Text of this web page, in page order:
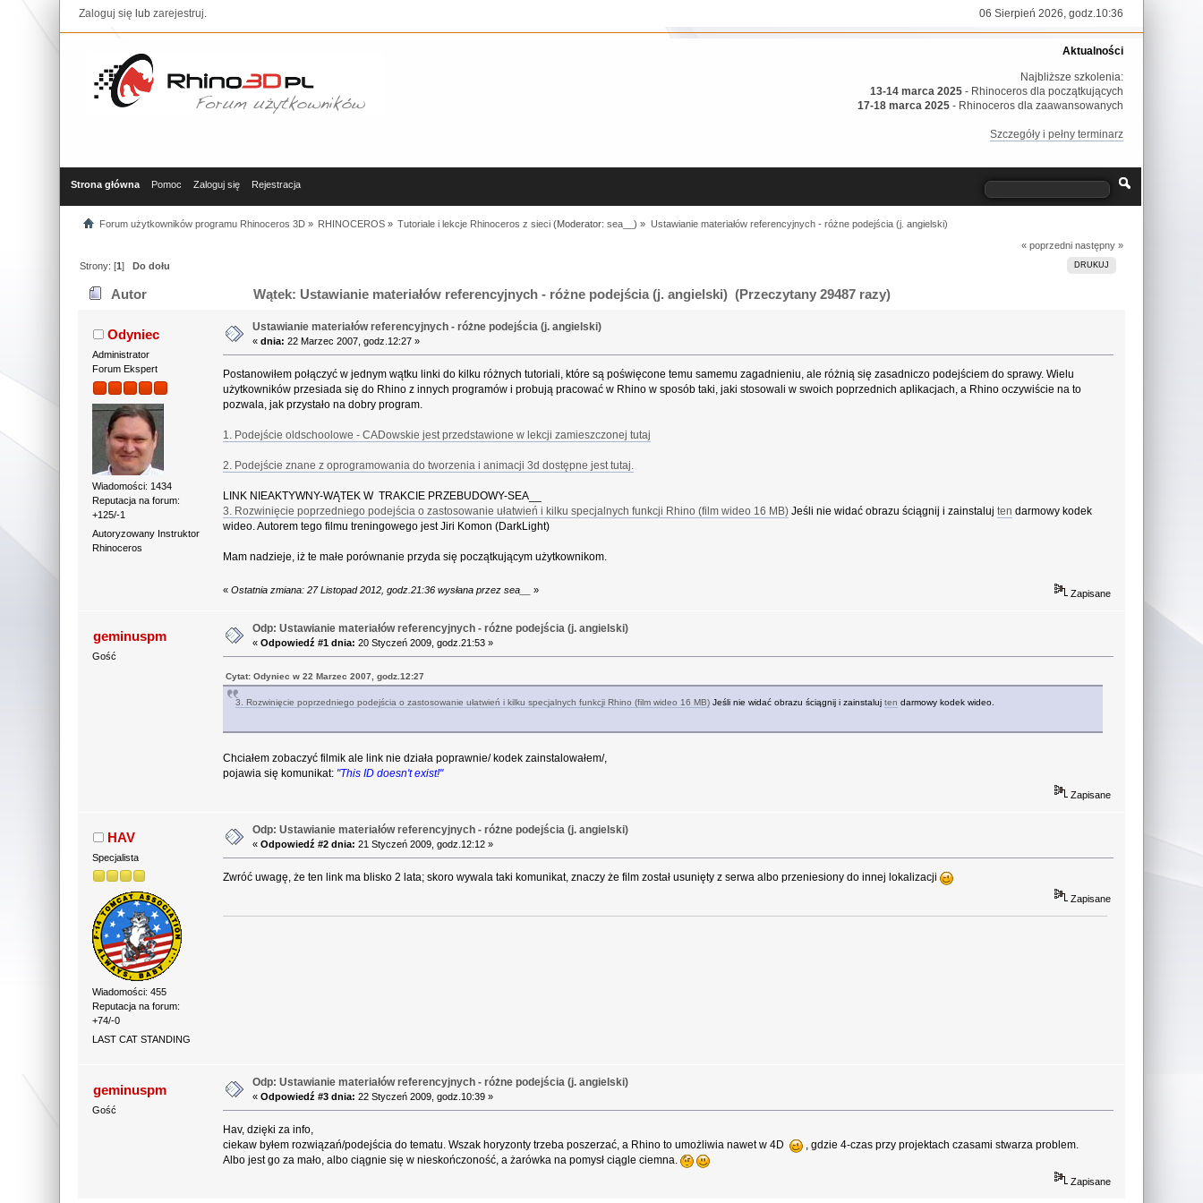
Zaloguj się lubzarejestruj. 06 Sierpień 2026, godz.10:36
Aktualności
Najbliższe szkolenia:
13-14 marca 2025 - Rhinoceros dla początkujących
17-18 marca 2025 - Rhinoceros dla zaawansowanych
Szczegóły i pełny terminarz
Strona główna Pomoc Zaloguj się Rejestracja
Forum użytkowników programu Rhinoceros 3D» RHINOCEROS » Tutoriale i lekcje Rhinoceros z sieci (Moderator:sea__) » Ustawianie materiałów referencyjnych - różne podejścia (j. angielski)
« poprzedni następny »
DRUKUJ
Strony: [1]Do dołu
Autor Wątek: Ustawianie materiałów referencyjnych - różne podejścia (j. angielski) (Przeczytany 29487 razy)
Odyniec
Administrator
Forum Ekspert
Wiadomości: 1434
Reputacja na forum:
+125/-1
Autoryzowany Instruktor
Rhinoceros
Ustawianie materiałów referencyjnych - różne podejścia (j. angielski)
« dnia: 22 Marzec 2007, godz.12:27 »
Postanowiłem połączyć w jednym wątku linki do kilku różnych tutoriali, które są poświęcone temu samemu zagadnieniu, ale różnią się zasadniczo podejściem do sprawy. Wielu
użytkowników przesiada się do Rhino z innych programów i probują pracować w Rhino w sposób taki, jaki stosowali w swoich poprzednich aplikacjach, a Rhino oczywiście na to
pozwala, jak przystało na dobry program.
1. Podejście oldschoolowe - CADowskie jest przedstawione w lekcji zamieszczonej tutaj
2. Podejście znane z oprogramowania do tworzenia i animacji 3d dostępne jest tutaj.
LINK NIEAKTYWNY-WĄTEK W TRAKCIE PRZEBUDOWY-SEA__
3. Rozwinięcie poprzedniego podejścia o zastosowanie ułatwień i kilku specjalnych funkcji Rhino (film wideo 16 MB) Jeśli nie widać obrazu ściągnij i zainstalujten darmowy kodek
wideo. Autorem tego filmu treningowego jest Jiri Komon (DarkLight)
Mam nadzieje, iż te małe porównanie przyda się początkującym użytkownikom.
«Ostatnia zmiana: 27 Listopad 2012, godz.21:36 wysłana przez sea__ » Zapisane
geminuspm
Gość
Odp: Ustawianie materiałów referencyjnych - różne podejścia (j. angielski)
« Odpowiedź #1 dnia: 20 Styczeń 2009, godz.21:53 »
Cytat: Odyniec w 22 Marzec 2007, godz.12:27
3. Rozwinięcie poprzedniego podejścia o zastosowanie ułatwień i kilku specjalnych funkcji Rhino (film wideo 16 MB) Jeśli nie widać obrazu ściągnij i zainstalujten darmowy kodek wideo.
Chciałem zobaczyć filmik ale link nie działa poprawnie/ kodek zainstalowałem/,
pojawia się komunikat: "This ID doesn't exist!"
Zapisane
HAV
Specjalista
Wiadomości: 455
Reputacja na forum:
+74/-0
LAST CAT STANDING
Odp: Ustawianie materiałów referencyjnych - różne podejścia (j. angielski)
« Odpowiedź #2 dnia: 21 Styczeń 2009, godz.12:12 »
Zwróć uwagę, że ten link ma blisko 2 lata; skoro wywala taki komunikat, znaczy że film został usunięty z serwa albo przeniesiony do innej lokalizacji
Zapisane
geminuspm
Gość
Odp: Ustawianie materiałów referencyjnych - różne podejścia (j. angielski)
« Odpowiedź #3 dnia: 22 Styczeń 2009, godz.10:39 »
Hav, dzięki za info,
ciekaw byłem rozwiązań/podejścia do tematu. Wszak horyzonty trzeba poszerzać, a Rhino to umożliwia nawet w 4D
, gdzie 4-czas przy projektach czasami stwarza problem.
Albo jest go za mało, albo ciągnie się w nieskończoność, a żarówka na pomysł ciągle ciemna.
Zapisane